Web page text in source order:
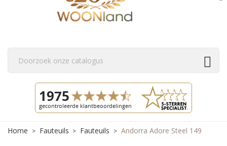
Home Fauteuils Fauteuils Andorra Adore Steel 149